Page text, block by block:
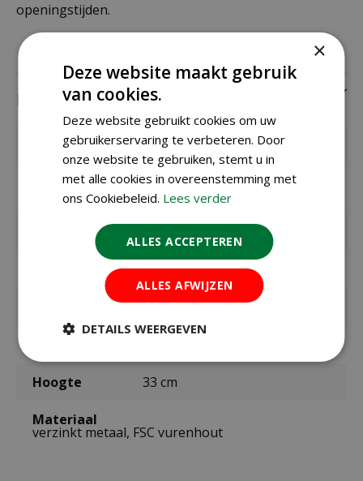
openingstijden.
Eigenschappen
EAN code 8714982000133
leverancier
NKVV
Geschikt voor vogels
19 cm
Hoogte 33 cm
Materiaal
verzinkt metaal, FSC vurenhout
×
Deze website maakt gebruik
van cookies.
Deze website gebruikt cookies om uw
gebruikerservaring te verbeteren. Door
onze website te gebruiken, stemt u in
met alle cookies in overeenstemming met
ons Cookiebeleid. Lees verder
ALLES ACCEPTEREN
ALLES AFWIJZEN
DETAILS WEERGEVEN